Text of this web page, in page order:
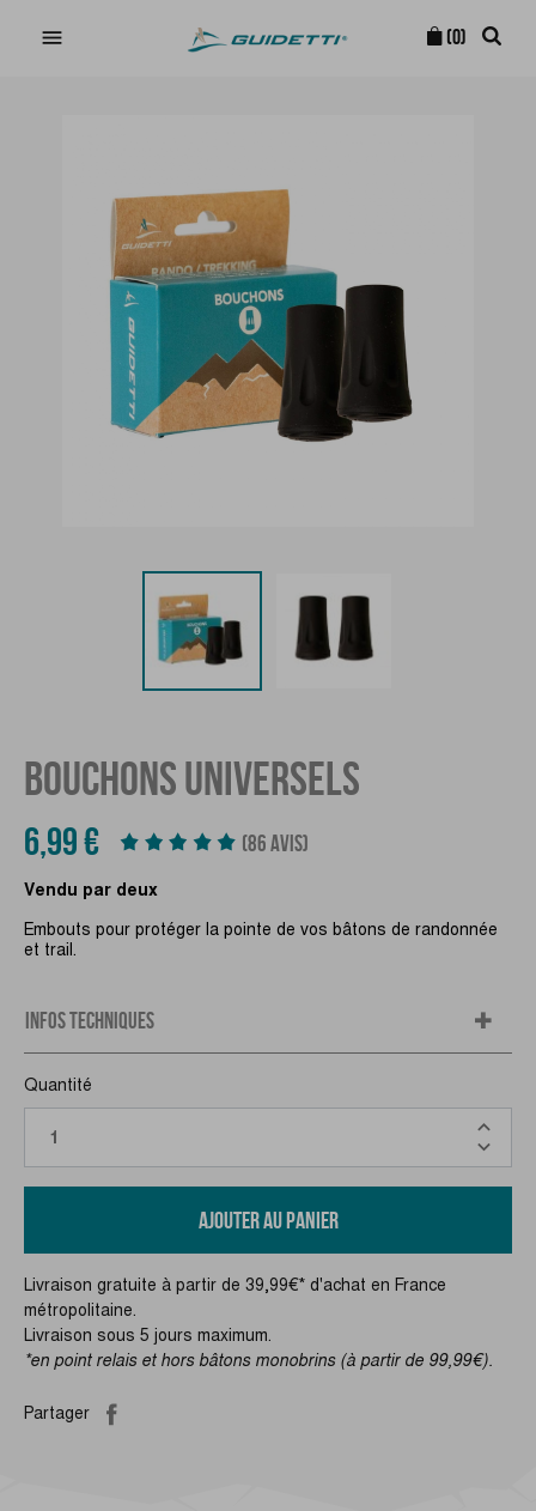
 (0)
BOUCHONS UNIVERSELS
6,99 € (86 AVIS)
Vendu par deux
Embouts pour protéger la pointe de vos bâtons de randonnée
et trail.
INFOS TECHNIQUES
Quantité
AJOUTER AU PANIER
Livraison gratuite à partir de 39,99€* d'achat en France
métropolitaine.
Livraison sous 5 jours maximum.
*en point relais et hors bâtons monobrins (à partir de 99,99€).
Partager